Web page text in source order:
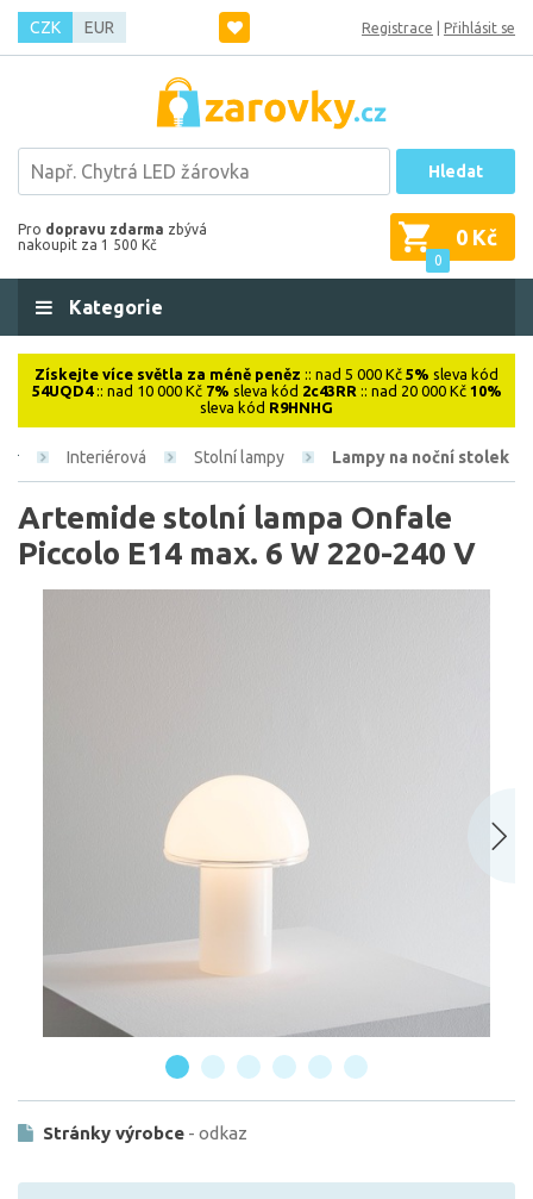
CZK EUR Registrace Přihlásit se
Hledat
Pro dopravu zdarma zbývá
nakoupit za 1 500 Kč
0
0 Kč
Kategorie
Získejte více světla za méně peněz :: nad 5 000 Kč 5% sleva kód
54UQD4:: nad 10 000 Kč 7% sleva kód 2c43RR :: nad 20 000 Kč 10%
sleva kód R9HNHG
Interiérová Stolní lampy Lampy na noční stolek
Artemide stolní lampa Onfale
Piccolo E14 max. 6 W 220-240 V
Stránky výrobce - odkaz